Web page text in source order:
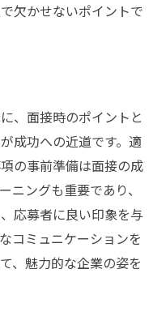
欠かせないポイントで
、面接時のポイントと
成功への近道です。適
の事前準備は面接の成
ニングも重要であり、
応募者に良い印象を与
コミュニケーションを
、魅力的な企業の姿を